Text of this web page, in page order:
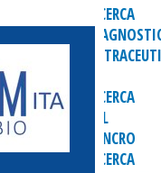
RICERCA
RICERCA
SUL
CANCRO
RICERCA